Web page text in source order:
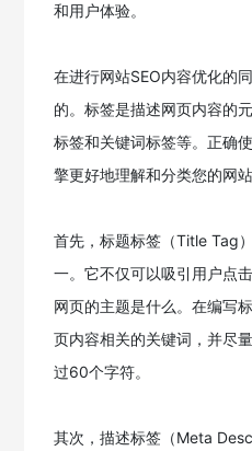
和用户体验。
在进行网站SEO内容优化的
的。标签是描述网页内容的
标签和关键词标签等。正确
擎更好地理解和分类您的网
首先，标题标签（Title Tag
一。它不仅可以吸引用户点
网页的主题是什么。在编写
页内容相关的关键词，并尽
过60个字符。
其次，描述标签（Meta